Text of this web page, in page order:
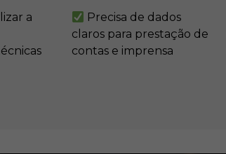
a
Precisa de dados
claros para prestação de
contas e imprensa